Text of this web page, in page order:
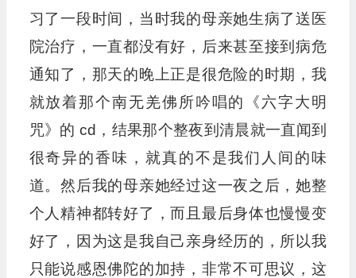
习了一段时间，当时我的母亲她生病了送医
院治疗，一直都没有好，后来甚至接到病危
通知了，那天的晚上正是很危险的时期，我
就放着那个南无羌佛所吟唱的《六字大明
咒》的 cd，结果那个整夜到清晨就一直闻到
很奇异的香味，就真的不是我们人间的味
道。然后我的母亲她经过这一夜之后，她整
个人精神都转好了，而且最后身体也慢慢变
好了，因为这是我自己亲身经历的，所以我
只能说感恩佛陀的加持，非常不可思议，这